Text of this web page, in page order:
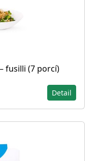
fusilli (7 porcí)
Detail